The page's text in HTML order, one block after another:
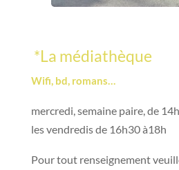
*La médiathèque
Wifi, bd, romans…
mercredi, semaine paire,
les vendredis de 16h30 à18h
Pour tout renseignement